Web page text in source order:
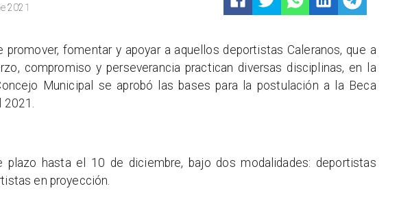
2021
promover, fomentar y apoyar a aquellos deportistas Caleranos, que a
compromiso y perseverancia practican diversas disciplinas, en la
Municipal se aprobó las bases para la postulación a la Beca
plazo hasta el 10 de diciembre, bajo dos modalidades: deportistas
en proyección.